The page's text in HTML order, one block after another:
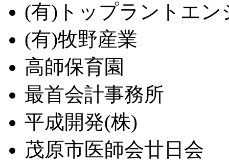
(有)トップラントエン
(有)牧野産業
高師保育園
最首会計事務所
平成開発(株)
茂原市医師会廿日会